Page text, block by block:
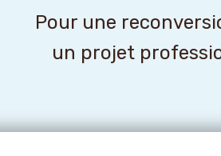
Pour une
un projet